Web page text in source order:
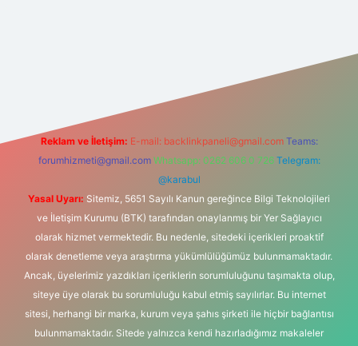
Reklam ve İletişim: E-mail: backlinkpaneli@gmail.com Teams:
forumhizmeti@gmail.com Whatsapp: 0262 606 0 726 Telegram:
@karabul
Yasal Uyarı: Sitemiz, 5651 Sayılı Kanun gereğince Bilgi Teknolojileri
ve İletişim Kurumu (BTK) tarafından onaylanmış bir Yer Sağlayıcı
olarak hizmet vermektedir. Bu nedenle, sitedeki içerikleri proaktif
olarak denetleme veya araştırma yükümlülüğümüz bulunmamaktadır.
Ancak, üyelerimiz yazdıkları içeriklerin sorumluluğunu taşımakta olup,
siteye üye olarak bu sorumluluğu kabul etmiş sayılırlar. Bu internet
sitesi, herhangi bir marka, kurum veya şahıs şirketi ile hiçbir bağlantısı
bulunmamaktadır. Sitede yalnızca kendi hazırladığımız makaleler